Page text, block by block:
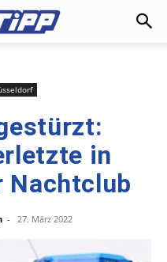
in
Nachtclub
- 27. März 2022